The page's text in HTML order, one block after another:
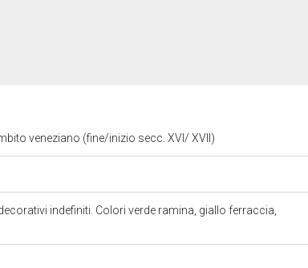
veneziano (fine/inizio secc. XVI/ XVII)
indefiniti. Colori verde ramina, giallo ferraccia,